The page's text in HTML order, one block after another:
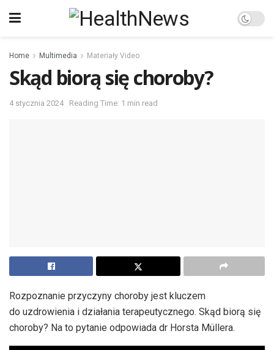
Home Multimedia Materiały Video
Skąd biorą się choroby?
4 stycznia 2024 Reading Time: 1 min read
Rozpoznanie przyczyny choroby jest kluczem
do uzdrowienia i działania terapeutycznego. Skąd biorą się
choroby? Na to pytanie odpowiada dr Horsta Müllera.